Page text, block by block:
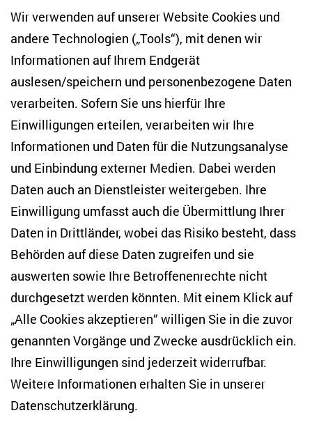
Der belarusische Staat handelt damit analog zu
Russlands Strategie, durch Einstufungen
ausländischer Organisationen als „unerwünscht“
oder „extremistisch“ kritische Bürger*innen im Exil
und die internationale Wissenschaftsgemeinschaft
zu verunsichern. Das ZOiS erklärt sich solidarisch
mit der EHU, seinen Studierenden und
Mitarbeitenden.
Die EHU ist eine private, gemeinnützige Universität,
die 1992 in Minsk gegründet wurde. Nach ihrer
Zwangsschließung durch die belarusischen
Behörden im Jahr 2004 verlegte die EHU ihren Sitz
nach Vilnius, Litauen.
Teilen
BlueskyLinkedInFacebook
Wir verwenden auf unserer Website Cookies und
andere Technologien („Tools“), mit denen wir
Informationen auf Ihrem Endgerät
auslesen/speichern und personenbezogene Daten
verarbeiten. Sofern Sie uns hierfür Ihre
Einwilligungen erteilen, verarbeiten wir Ihre
Informationen und Daten für die Nutzungsanalyse
und Einbindung externer Medien. Dabei werden
Daten auch an Dienstleister weitergeben. Ihre
Einwilligung umfasst auch die Übermittlung Ihrer
Daten in Drittländer, wobei das Risiko besteht, dass
Behörden auf diese Daten zugreifen und sie
auswerten sowie Ihre Betroffenenrechte nicht
durchgesetzt werden könnten. Mit einem Klick auf
„Alle Cookies akzeptieren“ willigen Sie in die zuvor
genannten Vorgänge und Zwecke ausdrücklich ein.
Ihre Einwilligungen sind jederzeit widerrufbar.
Weitere Informationen erhalten Sie in unserer
Datenschutzerklärung.